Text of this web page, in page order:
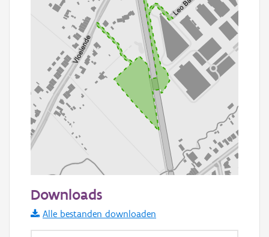
Informatie Vlaanderen
i
Downloads
Alle bestanden downloaden